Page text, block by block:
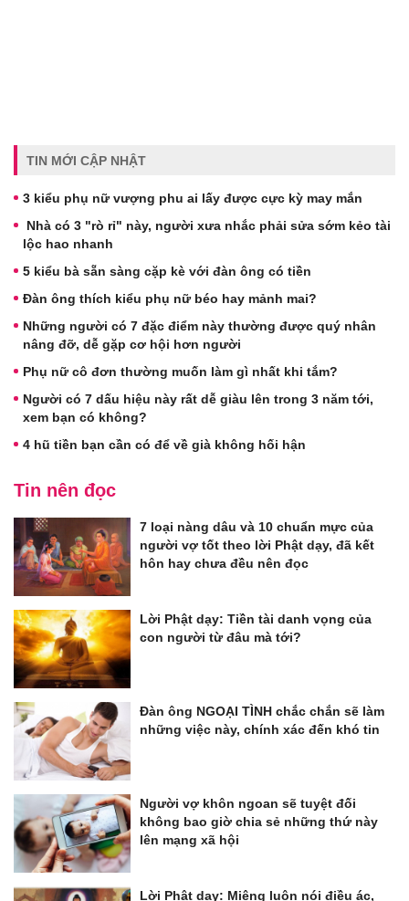
TIN MỚI CẬP NHẬT
3 kiểu phụ nữ vượng phu ai lấy được cực kỳ may mắn
Nhà có 3 "rò rỉ" này, người xưa nhắc phải sửa sớm kẻo tài
lộc hao nhanh
5 kiểu bà sẵn sàng cặp kè với đàn ông có tiền
Đàn ông thích kiểu phụ nữ béo hay mảnh mai?
Những người có 7 đặc điểm này thường được quý nhân
nâng đỡ, dễ gặp cơ hội hơn người
Phụ nữ cô đơn thường muốn làm gì nhất khi tắm?
Người có 7 dấu hiệu này rất dễ giàu lên trong 3 năm tới,
xem bạn có không?
4 hũ tiền bạn cần có để về già không hối hận
Tin nên đọc
7 loại nàng dâu và 10 chuẩn mực của
người vợ tốt theo lời Phật dạy, đã kết
hôn hay chưa đều nên đọc
Lời Phật dạy: Tiền tài danh vọng của
con người từ đâu mà tới?
Đàn ông NGOẠI TÌNH chắc chắn sẽ làm
những việc này, chính xác đến khó tin
Người vợ khôn ngoan sẽ tuyệt đối
không bao giờ chia sẻ những thứ này
lên mạng xã hội
Lời Phật dạy: Miệng luôn nói điều ác,